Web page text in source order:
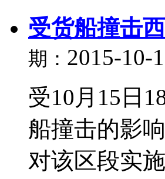
受货船撞击
期： 2015-10-
受10月15日
船撞击的影
对该区段实